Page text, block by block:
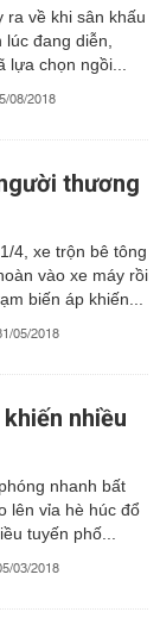
ra về khi sân khấu
đang diễn,
lựa chọn ngồi...
08/2018
thương
4, xe trộn bê tông
vào xe máy rồi
biến áp khiến...
05/2018
nhiều
nhanh bất
lên vỉa hè húc đổ
tuyến phố...
03/2018